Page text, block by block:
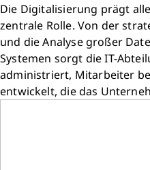
Die Digitalisierung prägt
zentrale Rolle. Von der
und die Analyse großer
Systemen sorgt die IT-
administriert, Mitarbeiter
entwickelt, die das